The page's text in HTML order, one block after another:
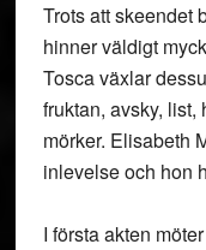
Trots att skeendet
hinner väldigt
Tosca växlar
fruktan, avsky,
mörker. Elisabeth
inlevelse och hon
I första akten